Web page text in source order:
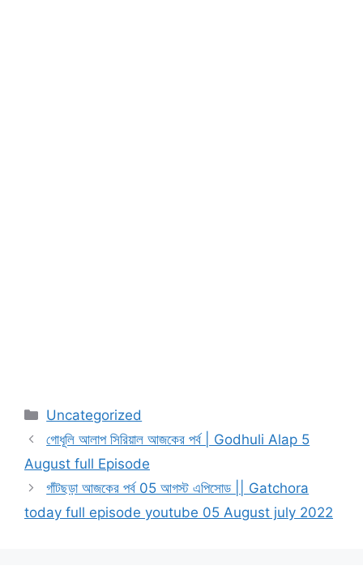
Categories
Uncategorized
গোধূলি আলাপ সিরিয়াল আজকের পর্ব | Godhuli Alap 5
August full Episode
গাঁটছড়া আজকের পর্ব 05 আগস্ট এপিসোড || Gatchora
today full episode youtube 05 August july 2022